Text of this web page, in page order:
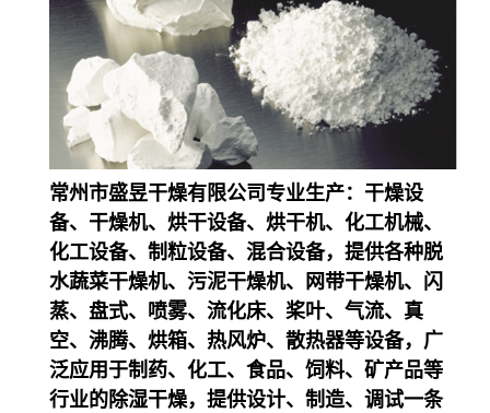
常州市盛昱干燥有限公司专业生产：干燥设
备、干燥机、烘干设备、烘干机、化工机械、
化工设备、制粒设备、混合设备，提供各种脱
水蔬菜干燥机、污泥干燥机、网带干燥机、闪
蒸、盘式、喷雾、流化床、桨叶、气流、真
空、沸腾、烘箱、热风炉、散热器等设备，广
泛应用于制药、化工、食品、饲料、矿产品等
行业的除湿干燥，提供设计、制造、调试一条